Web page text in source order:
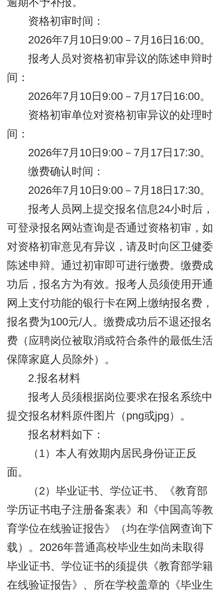
逾期不予补报。
资格初审时间：
2026年7月10日9:00－7月16日16:00。
报考人员对资格初审异议的陈述申辩时
间：
2026年7月10日9:00－7月17日16:00。
资格初审单位对资格初审异议的处理时
间：
2026年7月10日9:00－7月17日17:30。
缴费确认时间：
2026年7月10日9:00－7月18日17:30。
报考人员网上提交报名信息24小时后，
可登录报名网站查询是否通过资格初审，如
对资格初审意见有异议，请及时向区卫健委
陈述申辩。通过初审即可进行缴费。缴费成
功后，报名方为有效。报考人员须使用开通
网上支付功能的银行卡在网上缴纳报名费，
报名费为100元/人。缴费成功后不退还报名
费（应聘岗位被取消或符合条件的最低生活
保障家庭人员除外）。
2.报名材料
报考人员须根据岗位要求在报名系统中
提交报名材料原件图片（png或jpg）。
报名材料如下：
（1）本人有效期内居民身份证正反
面。
（2）毕业证书、学位证书、《教育部
学历证书电子注册备案表》和《中国高等教
育学位在线验证报告》（均在学信网查询下
载）。2026年普通高校毕业生如尚未取得
毕业证书、学位证书的须提供《教育部学籍
在线验证报告》、所在学校盖章的《毕业生